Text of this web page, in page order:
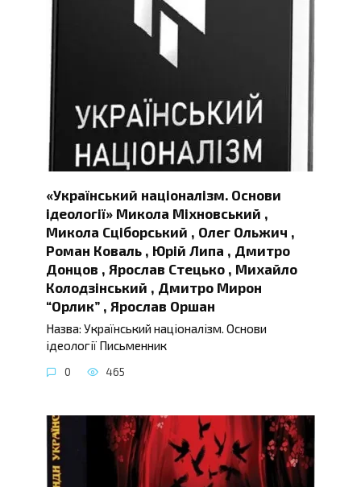
«Український націоналізм. Основи
ідеології» Микола Міхновський ,
Микола Сціборський , Олег Ольжич ,
Роман Коваль , Юрій Липа , Дмитро
Донцов , Ярослав Стецько , Михайло
Колодзінський , Дмитро Мирон
“Орлик” , Ярослав Оршан
Назва: Український націоналізм. Основи
ідеології Письменник
0 465